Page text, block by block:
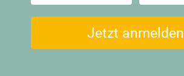
Jetzt anmelden